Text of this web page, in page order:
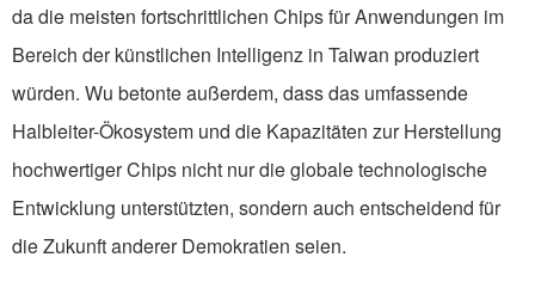
da die meisten fortschrittlichen Chips für Anwendungen im
Bereich der künstlichen Intelligenz in Taiwan produziert
würden. Wu betonte außerdem, dass das umfassende
Halbleiter-Ökosystem und die Kapazitäten zur Herstellung
hochwertiger Chips nicht nur die globale technologische
Entwicklung unterstützten, sondern auch entscheidend für
die Zukunft anderer Demokratien seien.